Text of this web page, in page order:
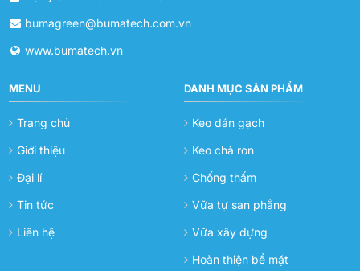
bumagreen@bumatech.com.vn
www.bumatech.vn
MENU
Trang chủ
Giới thiệu
Đại lí
Tin tức
Liên hệ
DANH MỤC SẢN PHẨM
Keo dán gạch
Keo chà ron
Chống thấm
Vữa tự san phẳng
Vữa xây dựng
Hoàn thiện bề mặt